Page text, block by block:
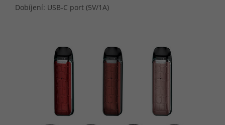
Dobíjení: USB-C port (5V/1A)